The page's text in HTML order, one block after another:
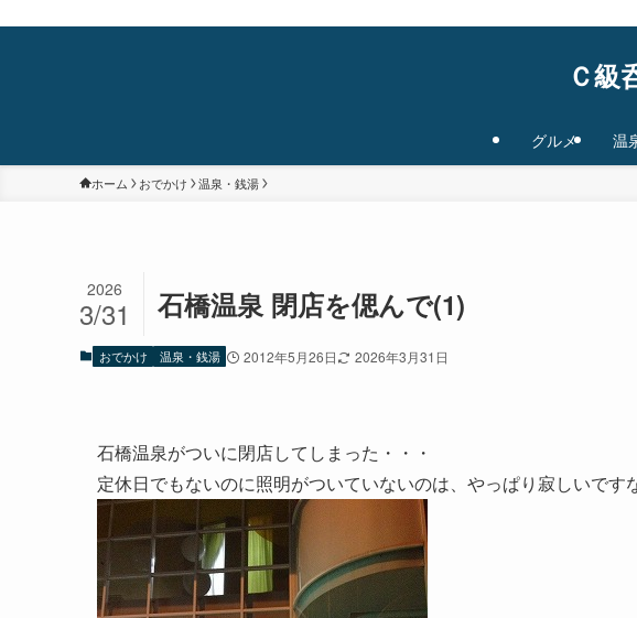
Ｃ級
グルメ 温
ホーム おでかけ 温泉・銭湯
石橋温泉 閉店を偲んで(1)
2026
3/31
おでかけ 温泉・銭湯 2012年5月26日 2026年3月31日
石橋温泉がついに閉店してしまった・・・
定休日でもないのに照明がついていないのは、やっぱり寂しいですな